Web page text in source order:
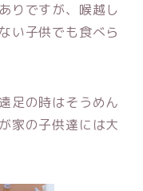
りですが、喉越し
い子供でも食べら
足の時はそうめん
家の子供達には大